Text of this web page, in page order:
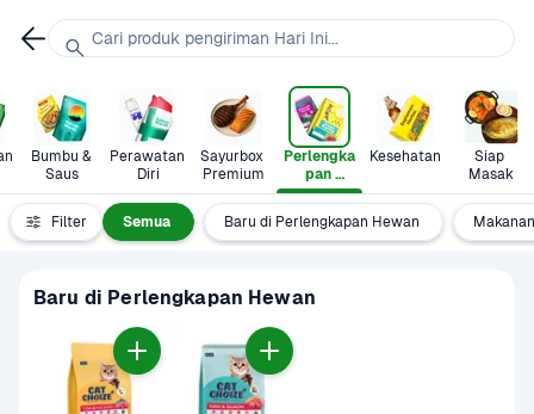
Bumbu &
Saus
Perawatan
Diri
Sayurbox
Premium
Perlengka
pan
Hewan
Kesehatan
Siap
Masak
Filter Semua Baru di Perlengkapan Hewan
Baru di Perlengkapan Hewan
Cari produk pengiriman Hari Ini...